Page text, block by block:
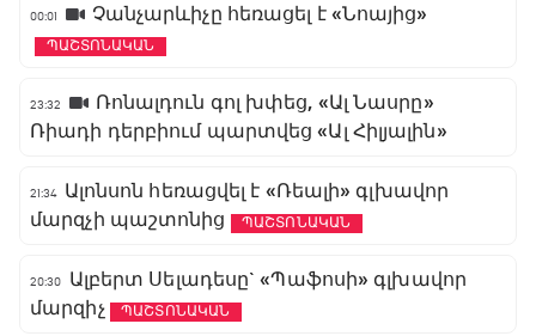
00:01 Չանչարևիչը հեռացել է «Նոայից»
ՊԱՇՏՈՆԱԿԱՆ
23:32
Ռոնալդուն գոլ խփեց, «Ալ Նասրը»
Ռիադի դերբիում պարտվեց «Ալ Հիլյալին»
21:34 Ալոնսոն հեռացվել է «Ռեալի» գլխավոր
մարզչի պաշտոնից
ՊԱՇՏՈՆԱԿԱՆ
20:30
Ալբերտ Սելադեսը` «Պաֆոսի» գլխավոր
մարզիչ
ՊԱՇՏՈՆԱԿԱՆ